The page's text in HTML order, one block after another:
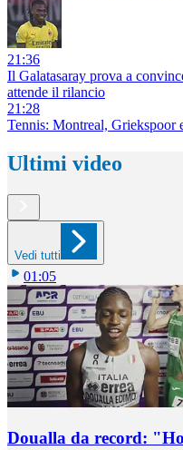
21:36
Il Galatasaray prova a
attende il rilancio
21:28
Tennis: Montreal, Griekspoor
Ultimi video
Vedi tutti
01:05
Doualla da record: